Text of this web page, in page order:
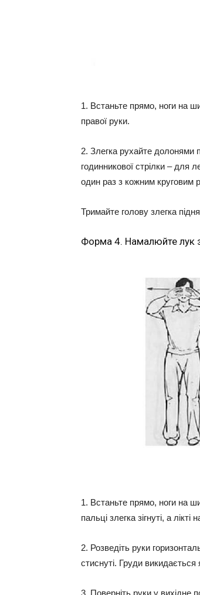
1. Встаньте прямо, ноги на
правої руки.
2. Злегка рухайте долонями
годинникової стрілки – для
один раз з кожним круговим
Тримайте голову злегка
Форма 4. Намалюйте лук
1. Встаньте прямо, ноги на
пальці злегка зігнуті, а
2. Розведіть руки
стиснуті. Груди